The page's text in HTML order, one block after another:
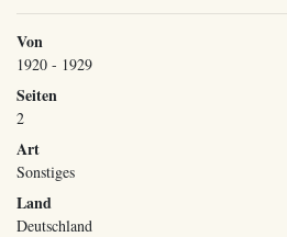
Von
1920 - 1929
Seiten
2
Art
Sonstiges
Land
Deutschland